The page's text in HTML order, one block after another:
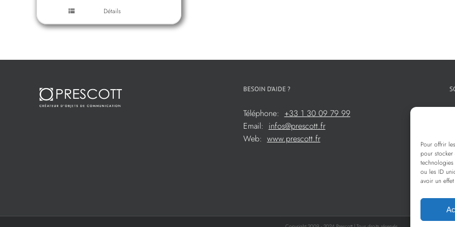
Pour offrir
pour
ou les ID
avoir un
Détails
BESOIN D’AIDE ?
Téléphone: +33 1 30 09 79 99
Email: infos@prescott.fr
Web: www.prescott.fr